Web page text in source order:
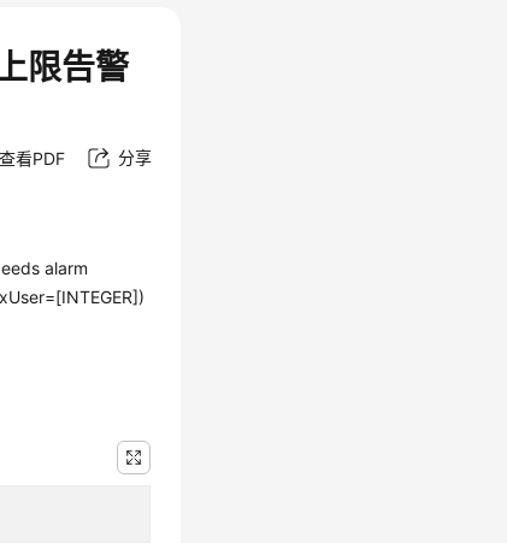
限告警
查看PDF 分享
alarm